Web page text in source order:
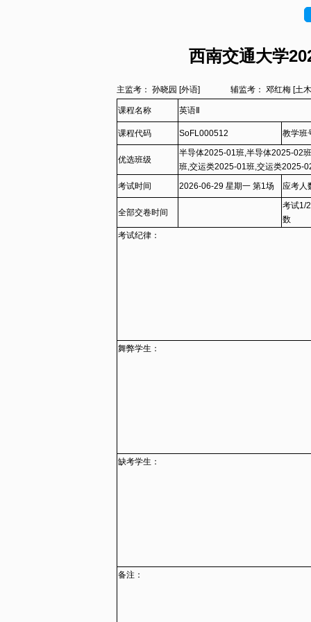
西南交通大学
主监考： 孙晓园 [外语] 辅监考： 邓红梅
课程名称 英语Ⅱ
课程代码 SoFL000512 教学班
优选班级
半导体2025-01班,半导体2025-02
班,交运类2025-01班,交运类2025-
2025-06班,交运类2025-07班,交运
2025-02班,物理2025-03班,物理
2025-02班,设计类2025-03班,设
考试时间 2026-06-29 星期一 第1场 应考人
全部交卷时间
考试1/
数
考试纪律：
舞弊学生：
缺考学生：
备注：